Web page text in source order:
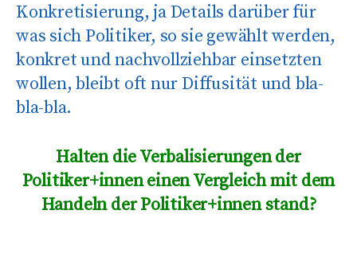
Konkretisierung, ja Details darüber für
was sich Politiker, so sie gewählt werden,
konkret und nachvollziehbar einsetzten
wollen, bleibt oft nur Diffusität und bla-
bla-bla.
Halten die Verbalisierungen der
Politiker+innen einen Vergleich mit dem
Handeln der Politiker+innen stand?